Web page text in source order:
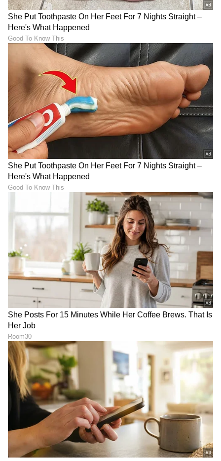
ತಾರೆಯರ ಸಂದರ್ಶನಗಳು, ಧಾರಾವಾಹಿ ಅಪ್‌ಡೇಟ್ಸ್‌,
ತೆರೆಮರೆಯ ಕಥೆಗಳು, OTT ರಿಲೀಸ್‌ಗಳ ಬಗ್ಗೆ
ಮಾಹಿತಿಯೂ ಇಲ್ಲಿದೆ.
DOWNLOAD APP
RECOMMENDED STORIES
'35 ವರ್ಷ ಆದ್ಮೇಲೆ ನಾನು
ನಾನಾಗಿರಲಿಲ್ಲ, ನಿದ್ದೆ ಬರ್ತಿರಲಿಲ್ಲ':
ಹೆಣ್ಣುಮಕ್ಕಳ ಸಮಸ್ಯೆ ಬಗ್ಗೆ ನಟಿ
ರಮ್ಯಾ ಓಪನ್​ ಮಾತು
ಕಿಚ್ಚ ಸುದೀಪ್ 'ಪ್ರೇಮದ
ಕಾದಂಬರಿ' ಫೋಟೋ ಪೋಸ್ಟ್‌
ಮಾಡಿದ 'ಎವರ್‌ಗ್ರೀನ್ ಬ್ಯೂಟಿ'ಗೆ
ನೆಟ್ಟಿಗರ ಮಸ್ತ್ ರಿಯಾಕ್ಷನ್ಸ್!